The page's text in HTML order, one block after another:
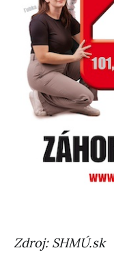
Zdroj: SHMÚ.sk